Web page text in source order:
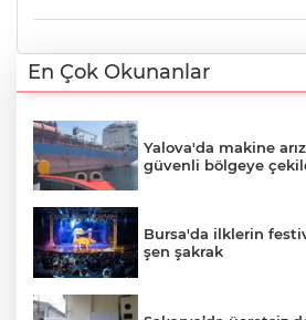
En Çok Okunanlar
Yalova'da makine
güvenli bölgeye
Bursa'da ilklerin
şen şakrak